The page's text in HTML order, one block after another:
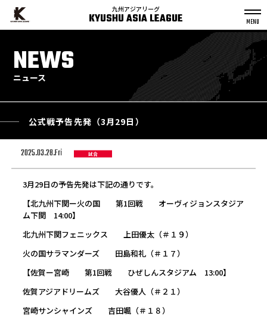
九州アジアリーグ
KYUSHU ASIA LEAGUE
NEWS
ニュース
公式戦予告先発（3月29日）
2025.03.28.Fri 試合
3月29日の予告先発は下記の通りです。
【北九州下関ー火の国 第1回戦 オーヴィジョンスタジア
ム下関 14:00】
北九州下関フェニックス 上田優太（＃１９）
火の国サラマンダーズ 田島和礼（＃１７）
【佐賀ー宮崎 第1回戦 ひぜしんスタジアム 13:00】
佐賀アジアドリームズ 大谷優人（＃２１）
宮崎サンシャインズ 吉田颯（＃１８）